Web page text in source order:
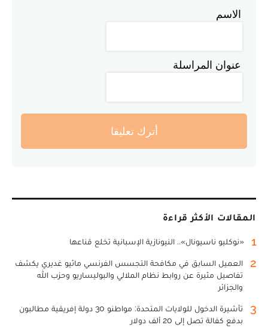
الاسم
عنوان المراسلة
أترك تعليقا
المقالات الأكثر قراءة
1 «نوكليو ناسيونال».. النيونازية الإسبانية تخلع قناعها
2
العميل السابق في مكافحة التجسس الفرنسي ماثيو غديري يكشف
تفاصيل مثيرة عن روابط نظام الملالي والبوليساريو وحزب الله
والجزائر
3
تأشيرة الدخول للولايات المتحدة: مواطنو 30 دولة إفريقية مطالبون
بدفع كفالة تصل إلى 20 ألف دولار